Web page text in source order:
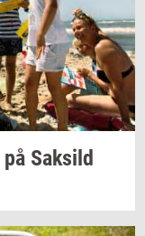
på Sak­sild